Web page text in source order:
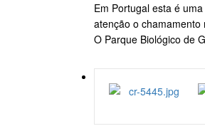
Em Portugal esta é
atenção o
O Parque Biológico de